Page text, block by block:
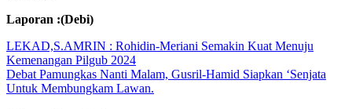
Laporan :(Debi)
Navigasi
pos
LEKAD,S.AMRIN : Rohidin-Meriani Semakin Kuat Menuju
Kemenangan Pilgub 2024
Debat Pamungkas Nanti Malam, Gusril-Hamid Siapkan ‘Senjata
Untuk Membungkam Lawan.